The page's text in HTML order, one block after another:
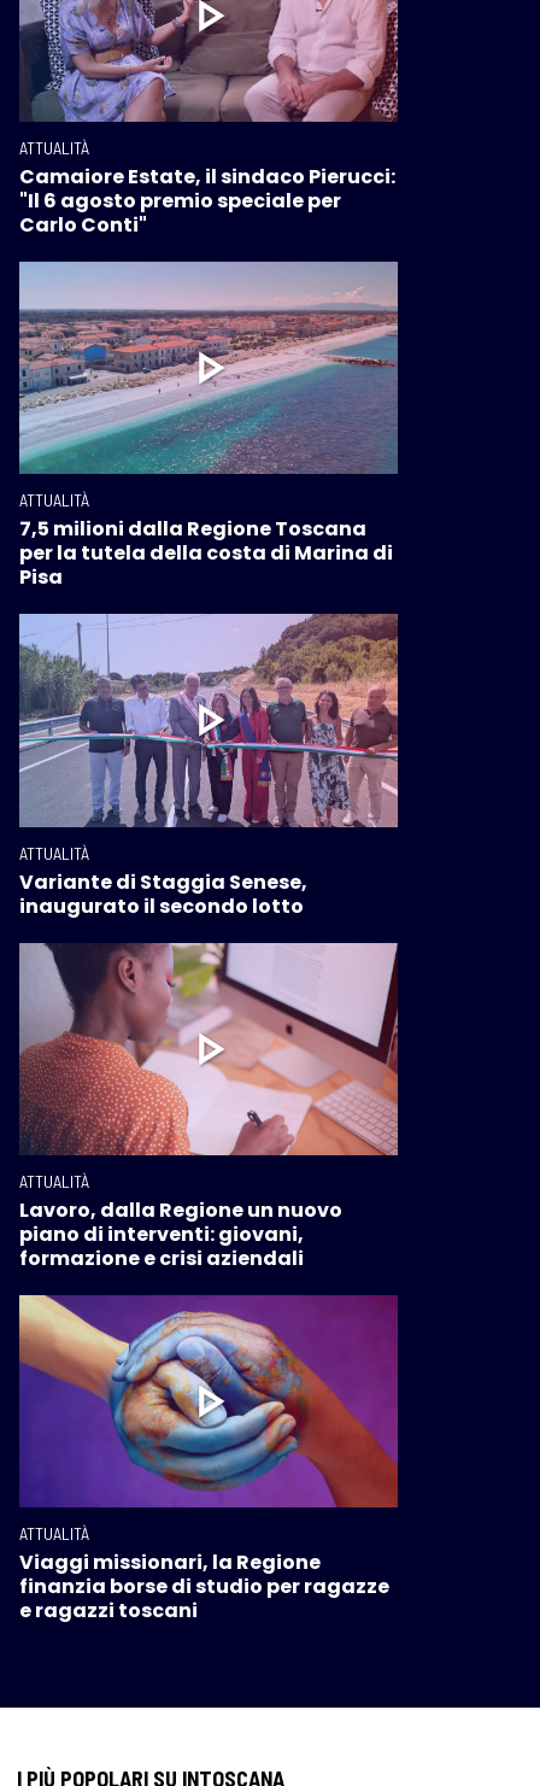
ATTUALITÀ
Camaiore Estate, il sindaco Pierucci:
"Il 6 agosto premio speciale per
Carlo Conti"
ATTUALITÀ
7,5 milioni dalla Regione Toscana
per la tutela della costa di Marina di
Pisa
ATTUALITÀ
Variante di Staggia Senese,
inaugurato il secondo lotto
ATTUALITÀ
Lavoro, dalla Regione un nuovo
piano di interventi: giovani,
formazione e crisi aziendali
ATTUALITÀ
Viaggi missionari, la Regione
finanzia borse di studio per ragazze
e ragazzi toscani
I PIÙ POPOLARI SU INTOSCANA